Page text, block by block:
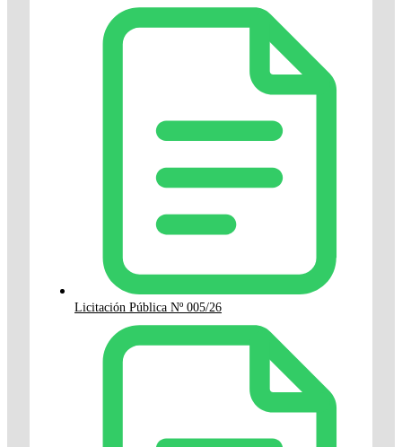
Licitación Pública Nº 005/26